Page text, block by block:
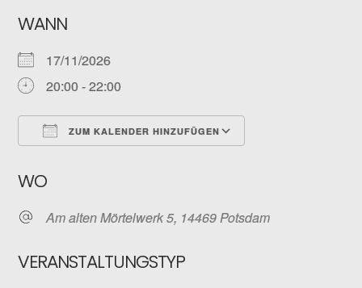
WANN
17/11/2026
20:00 - 22:00
ZUM KALENDER HINZUFÜGEN
WO
Am alten Mörtelwerk 5, 14469 Potsdam
VERANSTALTUNGSTYP